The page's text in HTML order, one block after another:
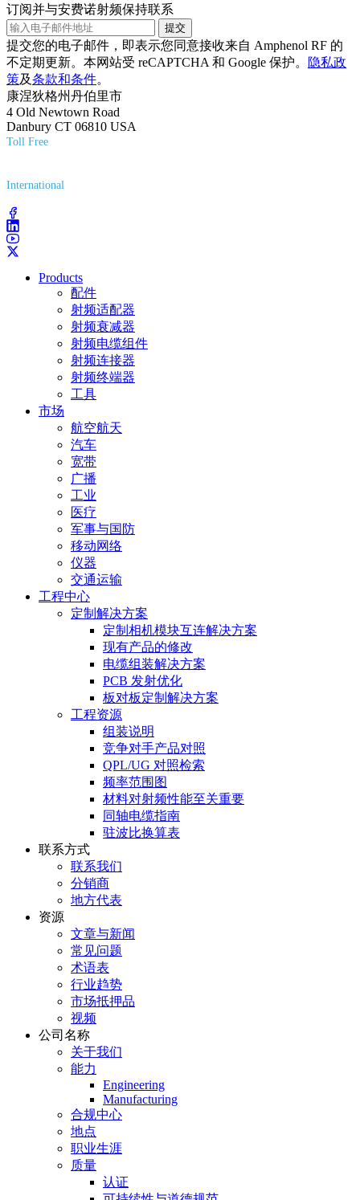
订阅并与安费诺射频保持联系
提交
提交您的电子邮件，即表示您同意接收来自 Amphenol RF 的
不定期更新。本网站受 reCAPTCHA 和 Google 保护。
隐私政
策及条款和条件。
康涅狄格州丹伯里市
4 Old Newtown Road
Danbury CT 06810 USA
Toll Free
International
Products
配件
射频适配器
射频衰减器
射频电缆组件
射频连接器
射频终端器
工具
市场
航空航天
汽车
宽带
广播
工业
医疗
军事与国防
移动网络
仪器
交通运输
工程中心
定制解决方案
定制相机模块互连解决方案
现有产品的修改
电缆组装解决方案
PCB 发射优化
板对板定制解决方案
工程资源
组装说明
竞争对手产品对照
QPL/UG 对照检索
频率范围图
材料对射频性能至关重要
同轴电缆指南
驻波比换算表
联系方式
联系我们
分销商
地方代表
资源
文章与新闻
常见问题
术语表
行业趋势
市场抵押品
视频
公司名称
关于我们
能力
Engineering
Manufacturing
合规中心
地点
职业生涯
质量
认证